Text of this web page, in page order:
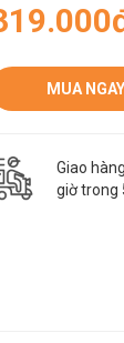
MUA NGAY
Giao
giờ trong